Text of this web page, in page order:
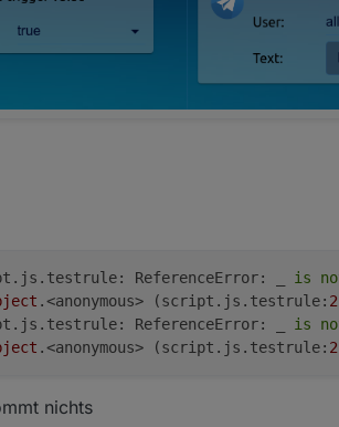
ReferenceError: _ is
.<anonymous> (script.js.testrule: 2
ReferenceError: _ is
.<anonymous> (script.js.testrule: 2
nichts